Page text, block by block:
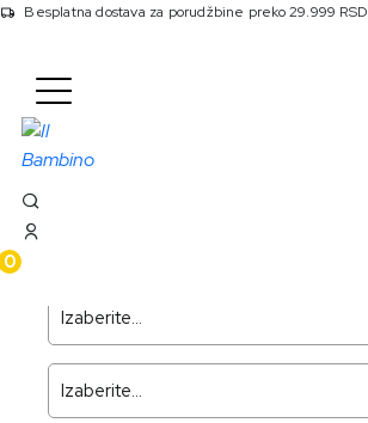
Besplatna dostava za porudžbine preko 29.999 RSD
0
Bebe 0-36 (217)